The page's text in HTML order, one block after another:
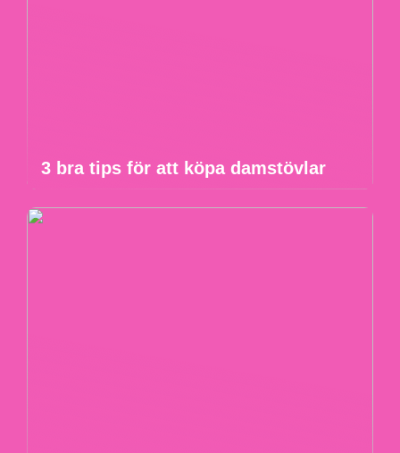
3 bra tips för att köpa damstövlar